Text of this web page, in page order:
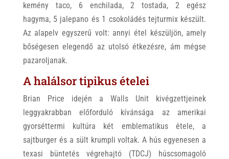
kemény taco, 6 enchilada, 2 tostada, 2 egész
hagyma, 5 jalepano és 1 csokoládés tejturmix készült.
Az alapelv egyszerű volt: annyi étel készüljön, amely
bőségesen elegendő az utolsó étkezésre, ám mégse
pazaroljanak.
A halálsor tipikus ételei
Brian Price idején a Walls Unit kivégzettjeinek
leggyakrabban előforduló kívánsága az amerikai
gyorséttermi kultúra két emblematikus étele, a
sajtburger és a sült krumpli voltak. A hús egyenesen a
texasi büntetés végrehajtó (TDCJ) húscsomagoló